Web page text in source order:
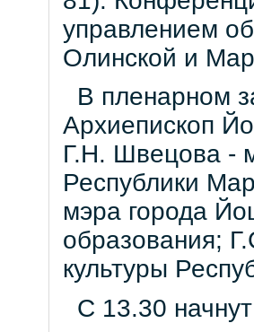
управлением
Олинской и
В пленарном
Архиепископ
Г.Н. Швецова -
Республики
мэра города
образования;
культуры
С 13.30